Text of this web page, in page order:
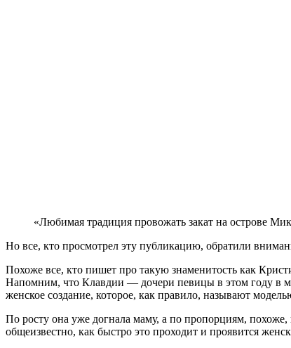
«Любимая традиция провожать закат на острове
Но все, кто просмотрел эту публикацию, обратили
Похоже все, кто пишет про такую знаменитость как
Напомним, что Клавдии — дочери певицы в этом году в
женское создание, которое, как правило, называют
По росту она уже догнала маму, а по пропорциям, похоже,
общеизвестно, как быстро это проходит и проявится